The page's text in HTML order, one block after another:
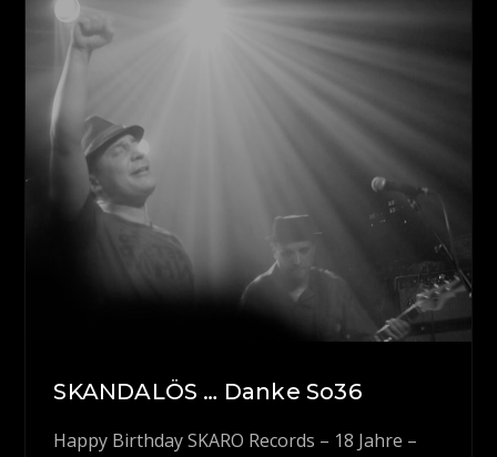
SKANDALÖS … Danke So36
Happy Birthday SKARO Records – 18 Jahre –